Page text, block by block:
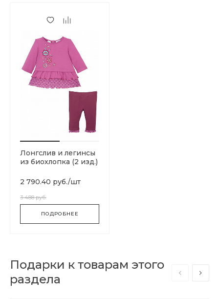
Лонгслив и легинсы
из биохлопка (2 изд.)
2 790.40 руб./шт
3 488 руб.
ПОДРОБНЕЕ
Подарки к товарам этого
раздела